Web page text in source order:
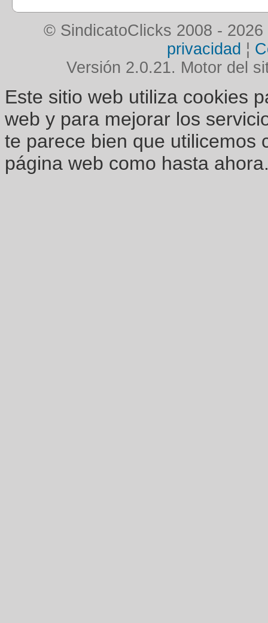
© SindicatoClicks 2008 - 2026
privacidad ¦
Versión 2.0.21. Motor del
Este sitio web utiliza cookies
web y para mejorar los
te parece bien que utilicemos
página web como hasta